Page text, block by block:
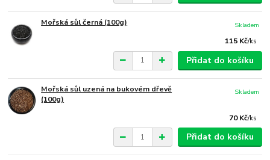
Mořská sůl černá (100g)
115 Kč/ks
Skladem
Přidat do košíku
Mořská sůl uzená na bukovém dřevě
(100g)
70 Kč/ks
Skladem
Přidat do košíku